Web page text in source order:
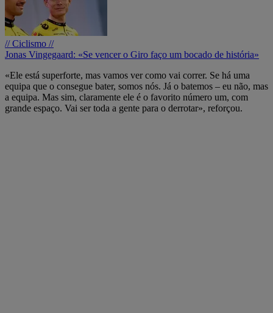
// Ciclismo //
Jonas Vingegaard: «Se vencer o Giro faço um bocado de história»
«Ele está superforte, mas vamos ver como vai correr. Se há uma
equipa que o consegue bater, somos nós. Já o batemos – eu não, mas
a equipa. Mas sim, claramente ele é o favorito número um, com
grande espaço. Vai ser toda a gente para o derrotar», reforçou.